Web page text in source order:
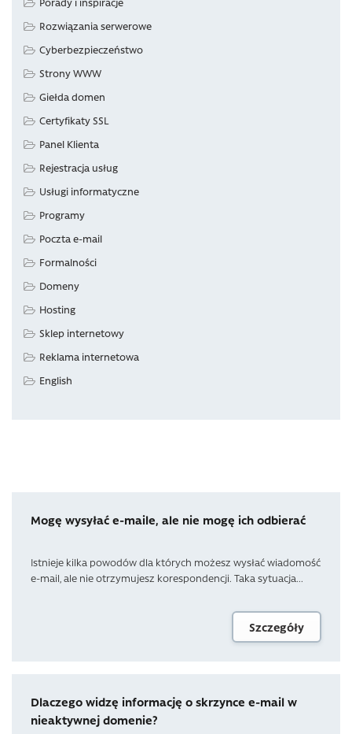
Rozwiązania serwerowe
Cyberbezpieczeństwo
Strony WWW
Giełda domen
Certyfikaty SSL
Panel Klienta
Rejestracja usług
Usługi informatyczne
Programy
Poczta e-mail
Formalności
Domeny
Hosting
Sklep internetowy
Reklama internetowa
English
Mogę wysyłać e-maile, ale nie mogę ich odbierać
Istnieje kilka powodów dla których możesz wysłać wiadomość
e-mail, ale nie otrzymujesz korespondencji. Taka sytuacja...
Szczegóły
Dlaczego widzę informację o skrzynce e-mail w
nieaktywnej domenie?